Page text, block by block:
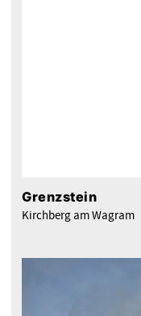
Grenzstein
Kirchberg am Wagram